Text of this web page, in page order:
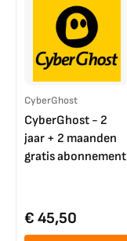
CyberGhost
CyberGhost - 2
jaar + 2 maanden
gratis abonnement
€ 45,50